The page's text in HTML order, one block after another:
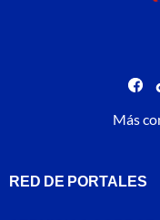
Más
RED DE PORTALES